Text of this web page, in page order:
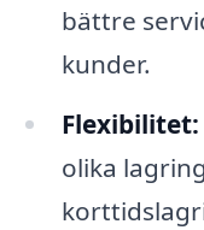
bättre
kunder.
Flexibilitet:
olika